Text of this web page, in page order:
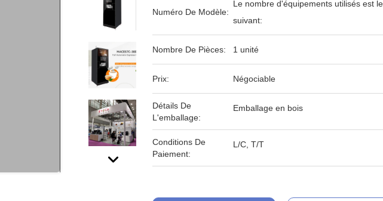
Numéro De Modèle:
Le nombre d'équipements utilisés est le
suivant:
Nombre De Pièces: 1 unité
Prix: Négociable
Détails De
L'emballage:
Emballage en bois
Conditions De
Paiement:
L/C, T/T